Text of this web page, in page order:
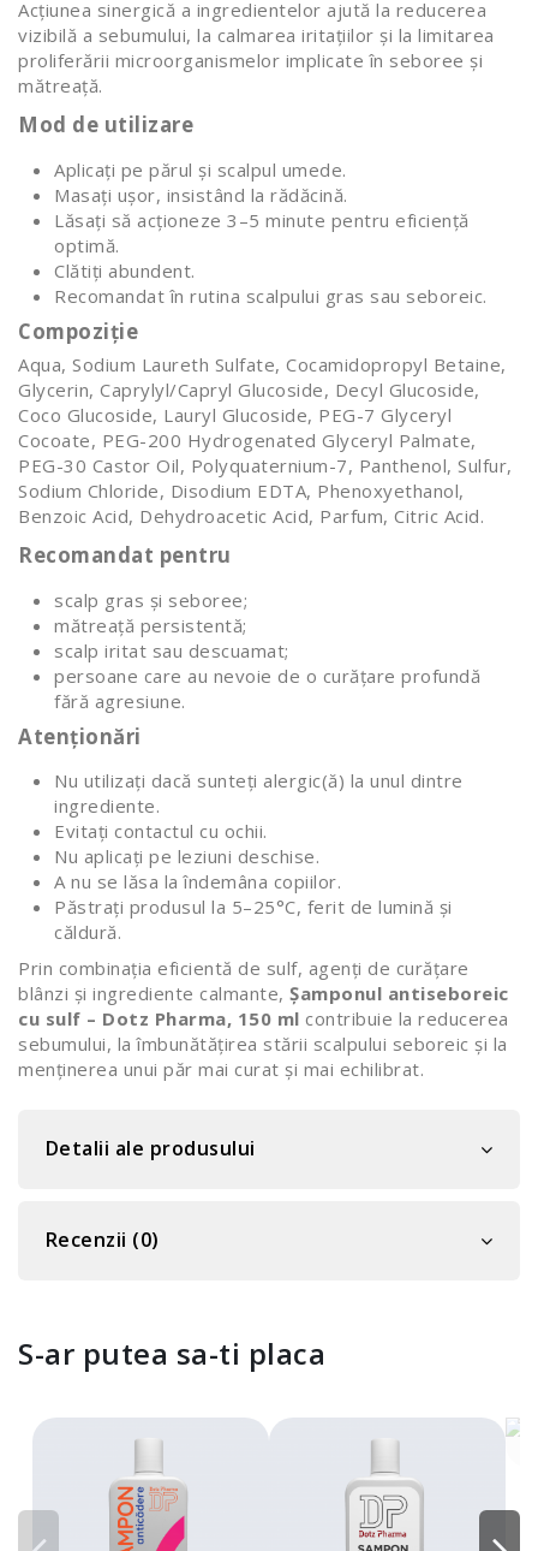
Acțiunea sinergică a ingredientelor ajută la reducerea
vizibilă a sebumului, la calmarea iritațiilor și la limitarea
proliferării microorganismelor implicate în seboree și
mătreață.
Mod de utilizare
Aplicați pe părul și scalpul umede.
Masați ușor, insistând la rădăcină.
Lăsați să acționeze 3–5 minute pentru eficiență
optimă.
Clătiți abundent.
Recomandat în rutina scalpului gras sau seboreic.
Compoziție
Aqua, Sodium Laureth Sulfate, Cocamidopropyl Betaine,
Glycerin, Caprylyl/Capryl Glucoside, Decyl Glucoside,
Coco Glucoside, Lauryl Glucoside, PEG-7 Glyceryl
Cocoate, PEG-200 Hydrogenated Glyceryl Palmate,
PEG-30 Castor Oil, Polyquaternium-7, Panthenol, Sulfur,
Sodium Chloride, Disodium EDTA, Phenoxyethanol,
Benzoic Acid, Dehydroacetic Acid, Parfum, Citric Acid.
Recomandat pentru
scalp gras și seboree;
mătreață persistentă;
scalp iritat sau descuamat;
persoane care au nevoie de o curățare profundă
fără agresiune.
Atenționări
Nu utilizați dacă sunteți alergic(ă) la unul dintre
ingrediente.
Evitați contactul cu ochii.
Nu aplicați pe leziuni deschise.
A nu se lăsa la îndemâna copiilor.
Păstrați produsul la 5–25°C, ferit de lumină și
căldură.
Prin combinația eficientă de sulf, agenți de curățare
blânzi și ingrediente calmante, Șamponul antiseboreic
cu sulf – Dotz Pharma, 150 ml contribuie la reducerea
sebumului, la îmbunătățirea stării scalpului seboreic și la
menținerea unui păr mai curat și mai echilibrat.
Detalii ale produsului
Recenzii (0)
S-ar putea sa-ti placa